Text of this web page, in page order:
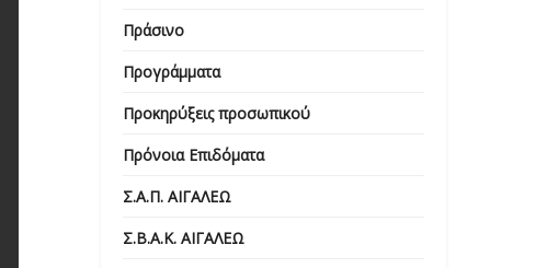
Πράσινο
Προγράμματα
Προκηρύξεις προσωπικού
Πρόνοια Επιδόματα
Σ.Α.Π. ΑΙΓΑΛΕΩ
Σ.Β.Α.Κ. ΑΙΓΑΛΕΩ